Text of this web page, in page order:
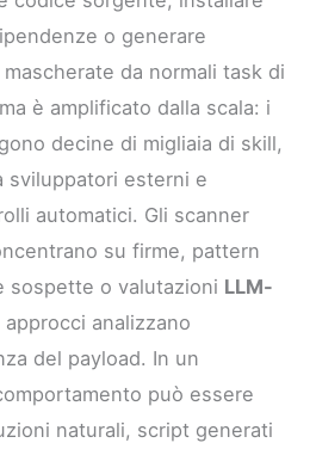
o generare
da normali task di
è amplificato dalla scala: i
decine di migliaia di skill,
sviluppatori esterni e
automatici. Gli scanner
su firme, pattern
sospette o valutazioni LLM-
analizzano
del payload. In un
può essere
naturali, script generati